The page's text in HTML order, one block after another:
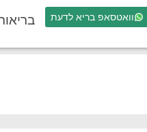
וואטסאפ בריא לדעת